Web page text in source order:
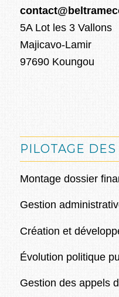
5A Lot les 3 Vallons
Majicavo-Lamir
97690 Koungou
PILOTAGE
Montage dossier
Gestion
Création et
Évolution politique
Gestion des appels